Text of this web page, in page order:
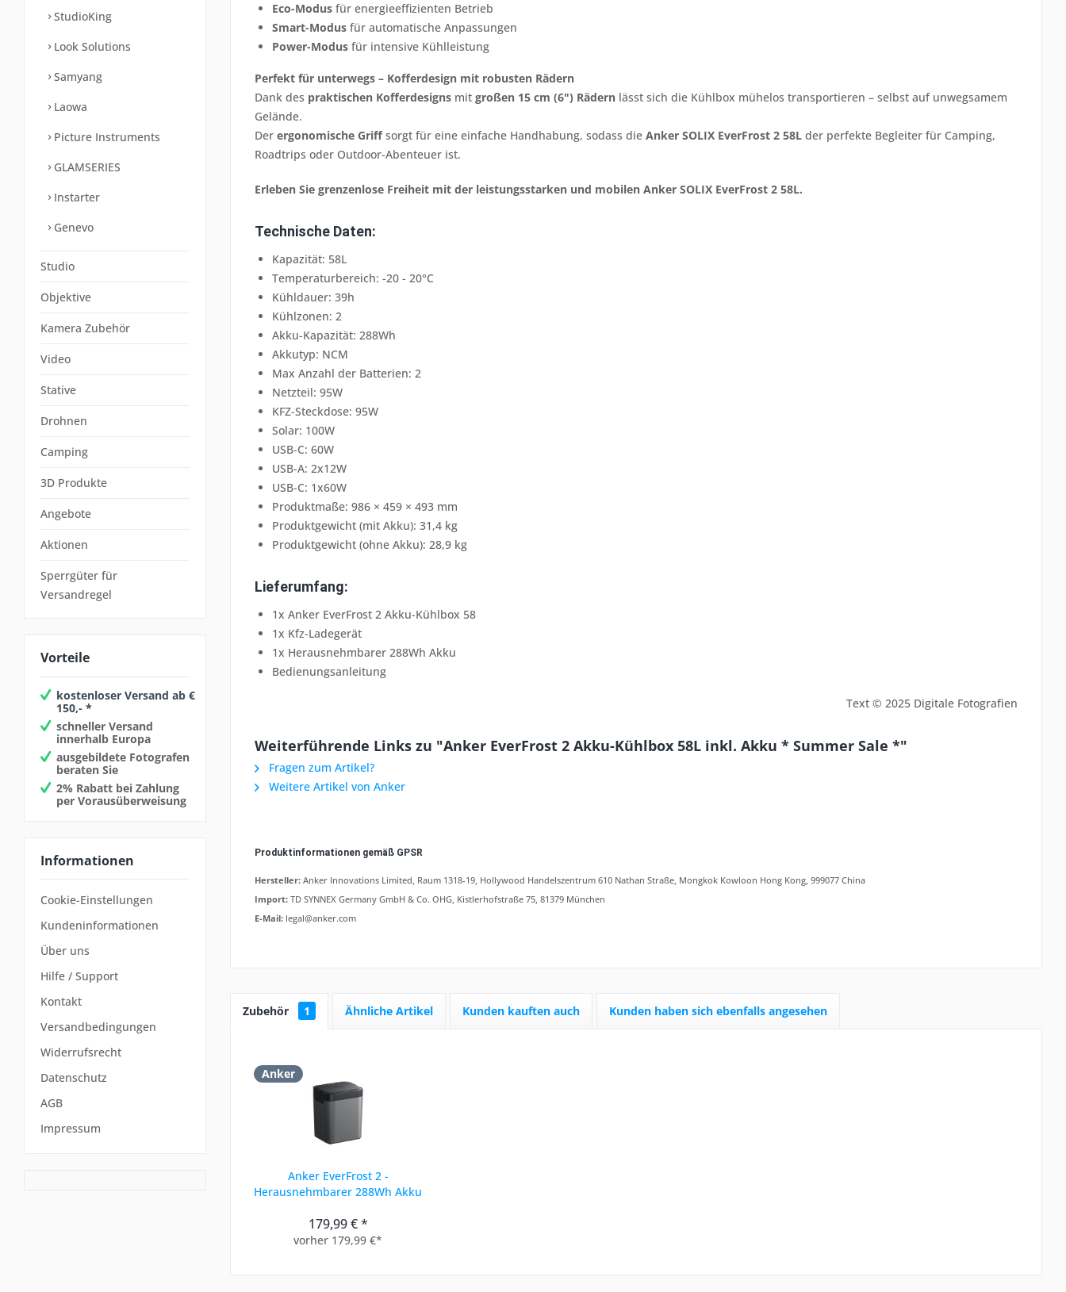
StudioKing
Look Solutions
Samyang
Laowa
Picture Instruments
GLAMSERIES
Instarter
Genevo
Studio
Objektive
Kamera Zubehör
Video
Stative
Drohnen
Camping
3D Produkte
Angebote
Aktionen
Sperrgüter für
Versandregel
Vorteile
kostenloser Versand ab €
150,- *
schneller Versand
innerhalb Europa
ausgebildete Fotografen
beraten Sie
2% Rabatt bei Zahlung
per Vorausüberweisung
Informationen
Cookie-Einstellungen
Kundeninformationen
Über uns
Hilfe / Support
Kontakt
Versandbedingungen
Widerrufsrecht
Datenschutz
AGB
Impressum
Eco-Modus für energieeffizienten Betrieb
Smart-Modus für automatische Anpassungen
Power-Modus für intensive Kühlleistung
Perfekt für unterwegs – Kofferdesign mit robusten Rädern
Dank des praktischen Kofferdesigns mit großen 15 cm (6") Rädern lässt sich die Kühlbox mühelos transportieren – selbst auf unwegsamem
Gelände.
Der ergonomische Griffsorgt für eine einfache Handhabung, sodass die Anker SOLIX EverFrost 2 58L der perfekte Begleiter für Camping,
Roadtrips oder Outdoor-Abenteuer ist.
Erleben Sie grenzenlose Freiheit mit der leistungsstarken und mobilen Anker SOLIX EverFrost 2 58L.
Technische Daten:
Kapazität: 58L
Temperaturbereich: -20 - 20°C
Kühldauer: 39h
Kühlzonen: 2
Akku-Kapazität: 288Wh
Akkutyp: NCM
Max Anzahl der Batterien: 2
Netzteil: 95W
KFZ-Steckdose: 95W
Solar: 100W
USB-C: 60W
USB-A: 2x12W
USB-C: 1x60W
Produktmaße: 986 × 459 × 493 mm
Produktgewicht (mit Akku): 31,4 kg
Produktgewicht (ohne Akku): 28,9 kg
Lieferumfang:
1x Anker EverFrost 2 Akku-Kühlbox 58
1x Kfz-Ladegerät
1x Herausnehmbarer 288Wh Akku
Bedienungsanleitung
Text © 2025 Digitale Fotografien
Weiterführende Links zu "Anker EverFrost 2 Akku-Kühlbox 58L inkl. Akku * Summer Sale *"
Fragen zum Artikel?
Weitere Artikel von Anker
Produktinformationen gemäß GPSR
Hersteller: Anker Innovations Limited, Raum 1318-19, Hollywood Handelszentrum 610 Nathan Straße, Mongkok Kowloon Hong Kong, 999077 China
Import: TD SYNNEX Germany GmbH & Co. OHG, Kistlerhofstraße 75, 81379 München
E-Mail: legal@anker.com
Zubehör 1 Ähnliche Artikel Kunden kauften auch Kunden haben sich ebenfalls angesehen
Anker
Anker EverFrost 2 -
Herausnehmbarer 288Wh Akku
179,99 € *
vorher 179,99 €*